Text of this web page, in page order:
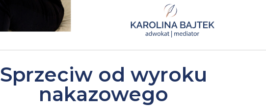
Sprzeciw od wyroku
nakazowego